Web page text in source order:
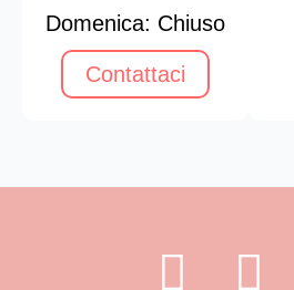
Domenica: Chiuso
Contattaci